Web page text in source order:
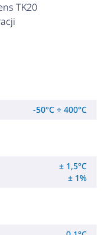
TK20
-50°C ÷ 400°C
± 1,5°C
± 1%